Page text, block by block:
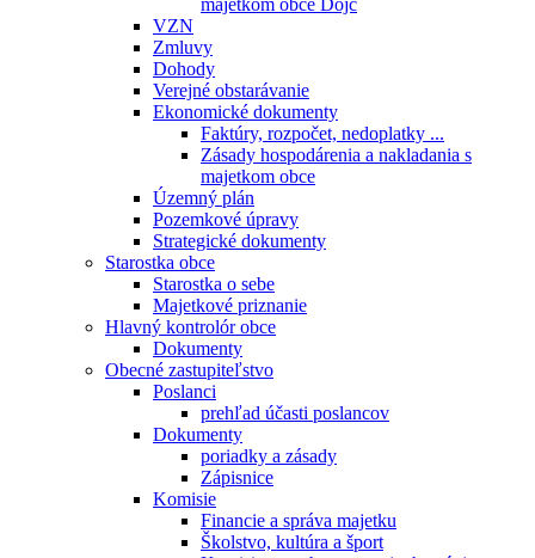
majetkom obce Dojč
VZN
Zmluvy
Dohody
Verejné obstarávanie
Ekonomické dokumenty
Faktúry, rozpočet, nedoplatky ...
Zásady hospodárenia a nakladania s
majetkom obce
Územný plán
Pozemkové úpravy
Strategické dokumenty
Starostka obce
Starostka o sebe
Majetkové priznanie
Hlavný kontrolór obce
Dokumenty
Obecné zastupiteľstvo
Poslanci
prehľad účasti poslancov
Dokumenty
poriadky a zásady
Zápisnice
Komisie
Financie a správa majetku
Školstvo, kultúra a šport